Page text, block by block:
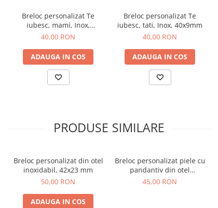
Bayonete
Shadow daggers
Sabii si arme din lemn
Breloc personalizat Te
iubesc, mami, Inox,
40x9mm
40,00 RON
ADAUGA IN COS
Breloc personalizat Te
iubesc, tati, Inox, 40x9mm
40,00 RON
ADAUGA IN COS
PRODUSE SIMILARE
Breloc personalizat din otel
inoxidabil, 42x23 mm
50,00 RON
ADAUGA IN COS
Breloc personalizat piele cu
pandantiv din otel
inoxidabil personalizat cu
45,00 RON